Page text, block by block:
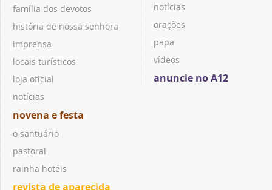
família dos devotos
história de nossa senhora
imprensa
locais turísticos
loja oficial
notícias
novena e festa
o santuário
pastoral
rainha hotéis
revista de aparecida
notícias
orações
papa
vídeos
anuncie no A12